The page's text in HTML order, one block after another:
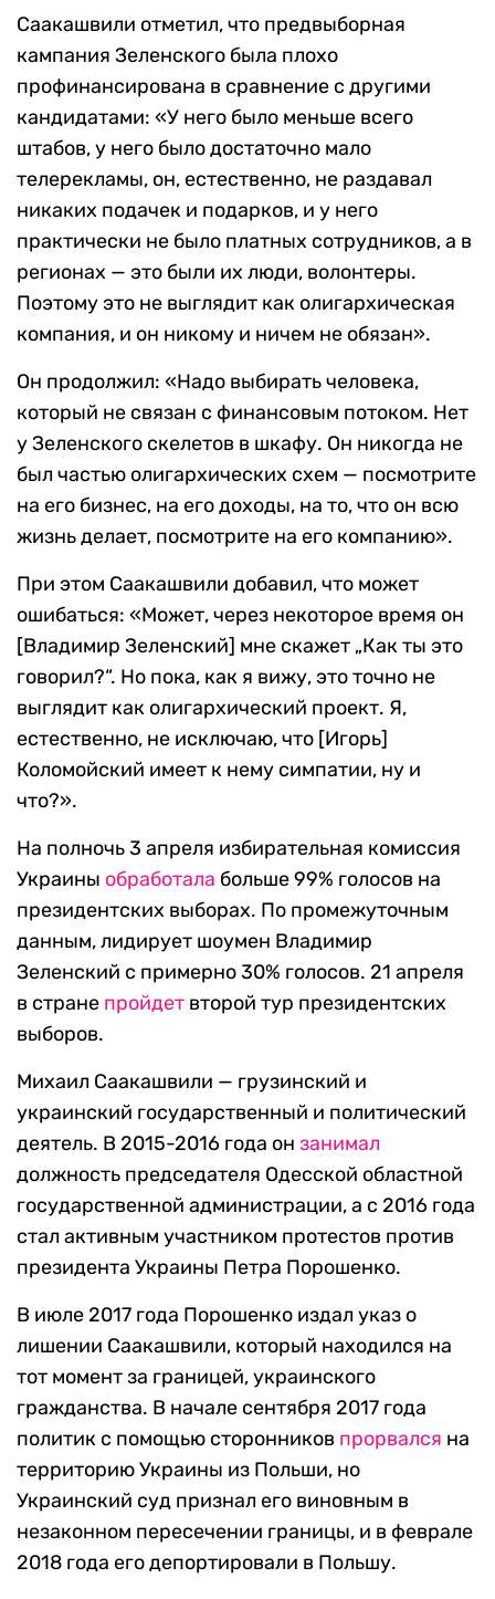
Саакашвили отметил, что предвыборная
кампания Зеленского была плохо
профинансирована в сравнение с другими
кандидатами: «У него было меньше всего
штабов, у него было достаточно мало
телерекламы, он, естественно, не раздавал
никаких подачек и подарков, и у него
практически не было платных сотрудников, а в
регионах — это были их люди, волонтеры.
Поэтому это не выглядит как олигархическая
компания, и он никому и ничем не обязан».
Он продолжил: «Надо выбирать человека,
который не связан с финансовым потоком. Нет
у Зеленского скелетов в шкафу. Он никогда не
был частью олигархических схем — посмотрите
на его бизнес, на его доходы, на то, что он всю
жизнь делает, посмотрите на его компанию».
При этом Саакашвили добавил, что может
ошибаться: «Может, через некоторое время он
[Владимир Зеленский] мне скажет „Как ты это
говорил?“. Но пока, как я вижу, это точно не
выглядит как олигархический проект. Я,
естественно, не исключаю, что [Игорь]
Коломойский имеет к нему симпатии, ну и
что?».
На полночь 3 апреля избирательная комиссия
Украины обработала больше 99% голосов на
президентских выборах. По промежуточным
данным, лидирует шоумен Владимир
Зеленский с примерно 30% голосов. 21 апреля
в стране пройдет второй тур президентских
выборов.
Михаил Саакашвили — грузинский и
украинский государственный и политический
деятель. В 2015-2016 года он занимал
должность председателя Одесской областной
государственной администрации, а с 2016 года
стал активным участником протестов против
президента Украины Петра Порошенко.
В июле 2017 года Порошенко издал указ о
лишении Саакашвили, который находился на
тот момент за границей, украинского
гражданства. В начале сентября 2017 года
политик с помощью сторонников прорвался на
территорию Украины из Польши, но
Украинский суд признал его виновным в
незаконном пересечении границы, и в феврале
2018 года его депортировали в Польшу.